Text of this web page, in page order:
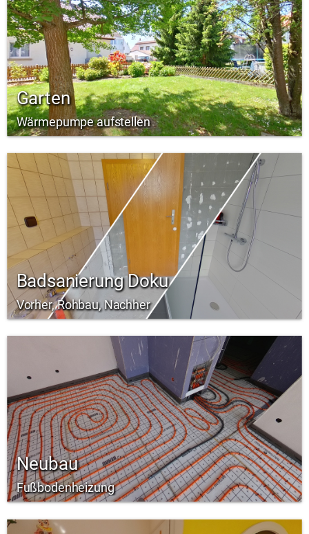
Garten
Wärmepumpe aufstellen
Badsanierung Doku
Vorher, Rohbau, Nachher
Neubau
Fußbodenheizung